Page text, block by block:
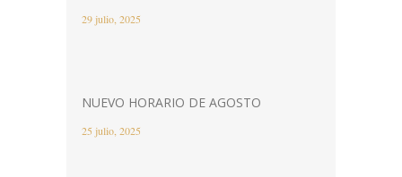
29 julio, 2025
NUEVO HORARIO DE AGOSTO
25 julio, 2025